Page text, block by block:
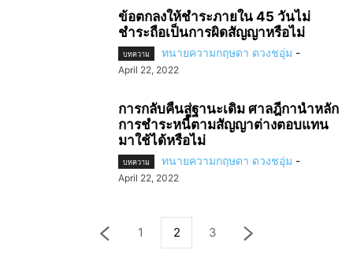
ข้อตกลงให้ชำระภายใน 45 วันไม่
ชำระถือเป็นการผิดสัญญาหรือไม่
บทความ ทนายความกฤษดา ดวงชอุ่ม -
April 22, 2022
การกลับคืนสู่ฐานะเดิม ศาลฎีกานำหลัก
การชำระหนี้ตามสัญญาต่างตอบแทน
มาใช้ได้หรือไม่
บทความ ทนายความกฤษดา ดวงชอุ่ม -
April 22, 2022
1 2 3